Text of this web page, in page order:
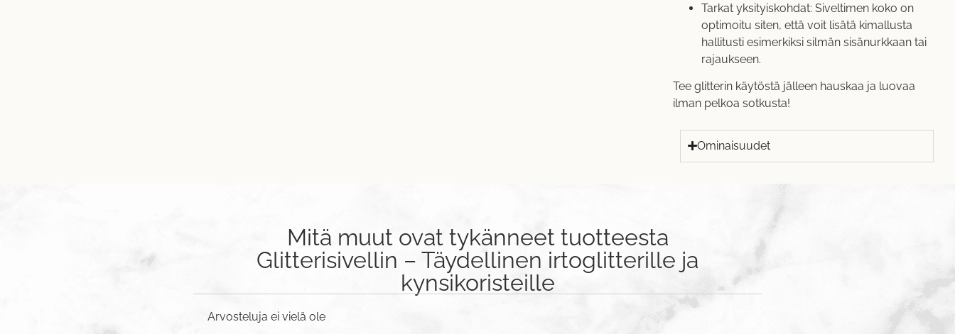
Tarkat yksityiskohdat: Siveltimen koko on
optimoitu siten, että voit lisätä kimallusta
hallitusti esimerkiksi silmän sisänurkkaan tai
rajaukseen.
Tee glitterin käytöstä jälleen hauskaa ja luovaa
ilman pelkoa sotkusta!
Ominaisuudet
Mitä muut ovat tykänneet tuotteesta
Glitterisivellin – Täydellinen irtoglitterille ja
kynsikoristeille
Arvosteluja ei vielä ole